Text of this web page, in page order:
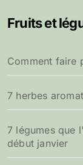
r
e
r
:
Fruits et
Comment faire
7 herbes
7 légumes que
début janvier